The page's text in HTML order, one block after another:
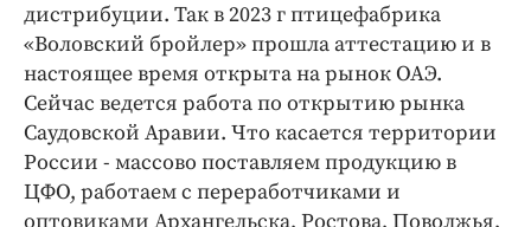
дистрибуции. Так в 2023 г птицефабрика
«Воловский бройлер» прошла аттестацию и в
настоящее время открыта на рынок ОАЭ.
Сейчас ведется работа по открытию рынка
Саудовской Аравии. Что касается территории
России - массово поставляем продукцию в
ЦФО, работаем с переработчиками и